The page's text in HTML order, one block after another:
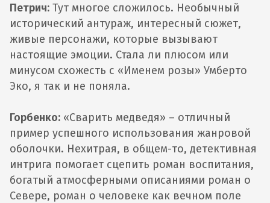
Петрич: Тут многое сложилось. Необычный
исторический антураж, интересный сюжет,
живые персонажи, которые вызывают
настоящие эмоции. Стала ли плюсом или
минусом схожесть с «Именем розы» Умберто
Эко, я так и не поняла.
Горбенко: «Сварить медведя» – отличный
пример успешного использования жанровой
оболочки. Нехитрая, в общем-то, детективная
интрига помогает сцепить роман воспитания,
богатый атмосферными описаниями роман о
Севере, роман о человеке как вечном поле